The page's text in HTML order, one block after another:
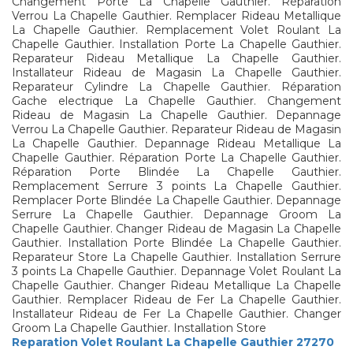
Verrou La Chapelle Gauthier. Remplacer Rideau Metallique
La Chapelle Gauthier. Remplacement Volet Roulant La
Chapelle Gauthier. Installation Porte La Chapelle Gauthier.
Reparateur Rideau Metallique La Chapelle Gauthier.
Installateur Rideau de Magasin La Chapelle Gauthier.
Reparateur Cylindre La Chapelle Gauthier. Réparation
Gache electrique La Chapelle Gauthier. Changement
Rideau de Magasin La Chapelle Gauthier. Depannage
Verrou La Chapelle Gauthier. Reparateur Rideau de Magasin
La Chapelle Gauthier. Depannage Rideau Metallique La
Chapelle Gauthier. Réparation Porte La Chapelle Gauthier.
Réparation Porte Blindée La Chapelle Gauthier.
Remplacement Serrure 3 points La Chapelle Gauthier.
Remplacer Porte Blindée La Chapelle Gauthier. Depannage
Serrure La Chapelle Gauthier. Depannage Groom La
Chapelle Gauthier. Changer Rideau de Magasin La Chapelle
Gauthier. Installation Porte Blindée La Chapelle Gauthier.
Reparateur Store La Chapelle Gauthier. Installation Serrure
3 points La Chapelle Gauthier. Depannage Volet Roulant La
Chapelle Gauthier. Changer Rideau Metallique La Chapelle
Gauthier. Remplacer Rideau de Fer La Chapelle Gauthier.
Installateur Rideau de Fer La Chapelle Gauthier. Changer
Groom La Chapelle Gauthier. Installation Store
Reparation Volet Roulant La Chapelle Gauthier 27270